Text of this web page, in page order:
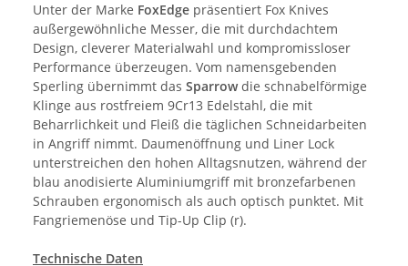
Unter der Marke FoxEdge präsentiert Fox Knives
außergewöhnliche Messer, die mit durchdachtem
Design, cleverer Materialwahl und kompromissloser
Performance überzeugen. Vom namensgebenden
Sperling übernimmt das Sparrowdie schnabelförmige
Klinge aus rostfreiem 9Cr13 Edelstahl, die mit
Beharrlichkeit und Fleiß die täglichen Schneidarbeiten
in Angriff nimmt. Daumenöffnung und Liner Lock
unterstreichen den hohen Alltagsnutzen, während der
blau anodisierte Aluminiumgriff mit bronzefarbenen
Schrauben ergonomisch als auch optisch punktet. Mit
Fangriemenöse und Tip-Up Clip (r).
Technische Daten